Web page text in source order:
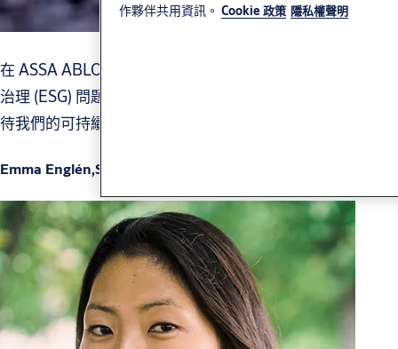
在 ASSA ABLOY，我們積極與投資者和股東就環境、社會和
治理 (ESG) 問題進行溝通。以下是我們的三位投資者如何看
待我們的可持續發展工作。
Emma Englén,Spiltan Fonder 可持續發展主管
作夥伴共用資訊。 Cookie 政策 隱私權聲明